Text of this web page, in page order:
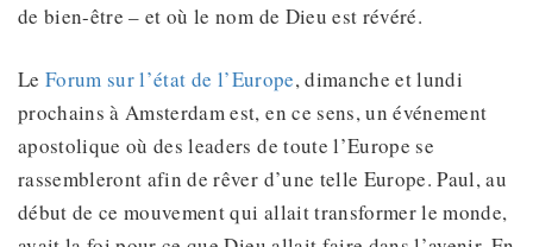
de bien-être – et où le nom de Dieu est révéré.
LeForum sur l’état de l’Europe, dimanche et lundi
prochains à Amsterdam est, en ce sens, un événement
apostolique où des leaders de toute l’Europe se
rassembleront afin de rêver d’une telle Europe. Paul, au
début de ce mouvement qui allait transformer le monde,